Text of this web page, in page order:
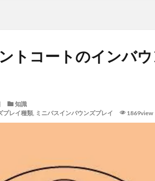
トコートのインバ
知識
プレイ種類, ミニバスインバウンズプレイ 1869view